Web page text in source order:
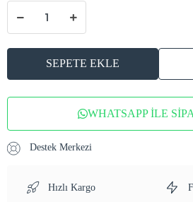
SEPETE EKLE
WHATSAPP İLE
Destek Merkezi
Hızlı Kargo